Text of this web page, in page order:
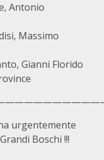
Antonio
Massimo
Gianni Florido
urgentemente
Boschi !!!